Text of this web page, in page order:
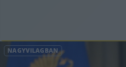
NAGYVILÁGBAN